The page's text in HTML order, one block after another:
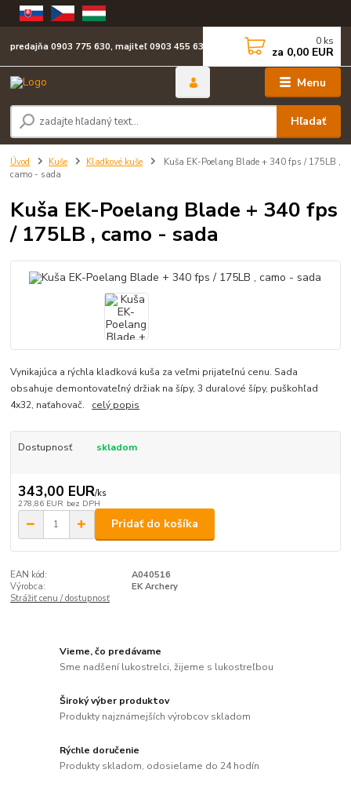
Menu
Hľadať
predajňa 0903 775 630, majiteľ 0903 455 630 0 ks
za 0,00 EUR
Úvod Kuše Kladkové kuše
Kuša EK-Poelang Blade + 340 fps / 175LB ,
camo - sada
Kuša EK-Poelang Blade + 340 fps
/ 175LB , camo - sada
Vynikajúca a rýchla kladková kuša za veľmi prijateľnú cenu. Sada
obsahuje demontovateľný držiak na šípy, 3 duralové šípy, puškohľad
4x32, naťahovač. celý popis
Dostupnosť skladom
343,00 EUR/ks
278,86 EUR bez DPH
Pridať do košíka
EAN kód:
A040516
Výrobca:
EK Archery
Strážiť cenu / dostupnosť
Vieme, čo predávame
Sme nadšení lukostrelci, žijeme s lukostreľbou
Široký výber produktov
Produkty najznámejších výrobcov skladom
Rýchle doručenie
Produkty skladom, odosielame do 24 hodín